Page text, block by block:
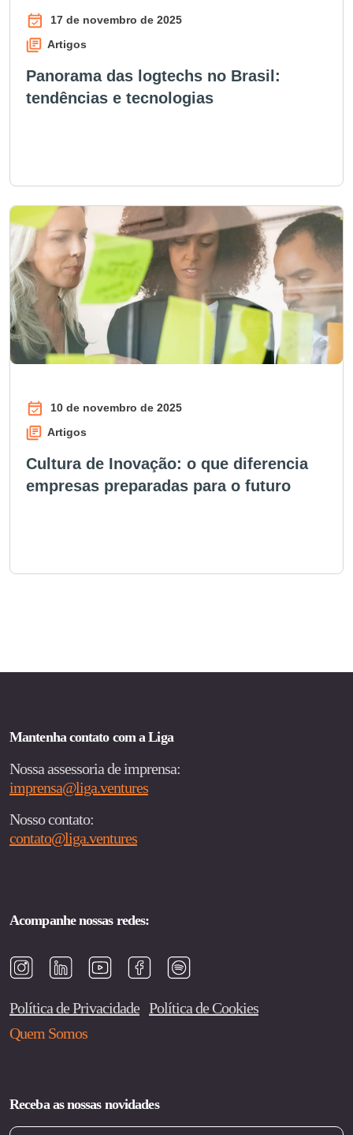
17 de novembro de 2025
Artigos
Panorama das logtechs no Brasil:
tendências e tecnologias
10 de novembro de 2025
Artigos
Cultura de Inovação: o que diferencia
empresas preparadas para o futuro
Mantenha contato com a Liga
Nossa assessoria de imprensa:
imprensa@liga.ventures
Nosso contato:
contato@liga.ventures
Acompanhe nossas redes:
Política de Privacidade Política de Cookies
Quem Somos
Receba as nossas novidades